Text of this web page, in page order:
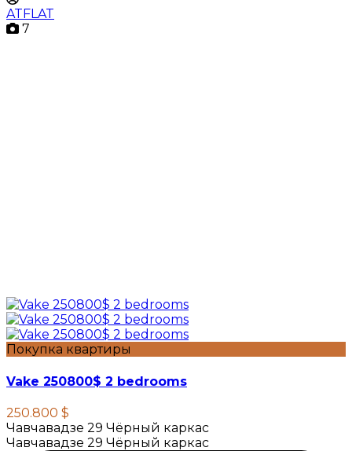
ATFLAT
7
Покупка квартиры
Vake 250800$ 2 bedrooms
250.800 $
Чавчавадзе 29 Чёрный каркас
Чавчавадзе 29 Чёрный каркас